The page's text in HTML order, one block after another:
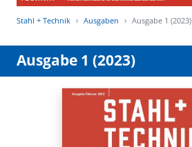
Stahl + Technik Ausgaben Ausgabe 1 (2023)
Ausgabe 1 (2023)